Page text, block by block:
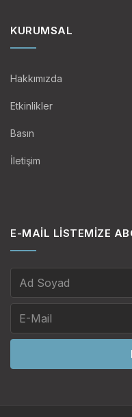
KURUMSAL
Hakkımızda
Etkinlikler
Basın
İletişim
E-MAIL LISTEMIZE